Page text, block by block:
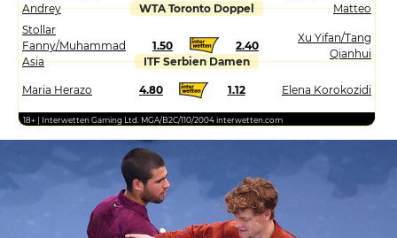
Andrey
Matteo
WTA Toronto Doppel
Stollar
Fanny/Muhammad
Asia
1.50 2.40
Xu Yifan/Tang
Qianhui
ITF Serbien Damen
Maria Herazo 4.80 1.12 Elena Korokozidi
18+ | Interwetten Gaming Ltd. MGA/B2C/110/2004 interwetten.com